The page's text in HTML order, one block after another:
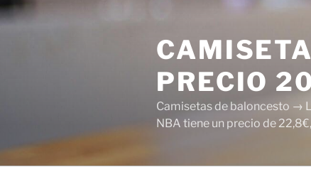
Saltar
al
PRECIO
Camisetas de baloncesto →
NBA tiene un precio de